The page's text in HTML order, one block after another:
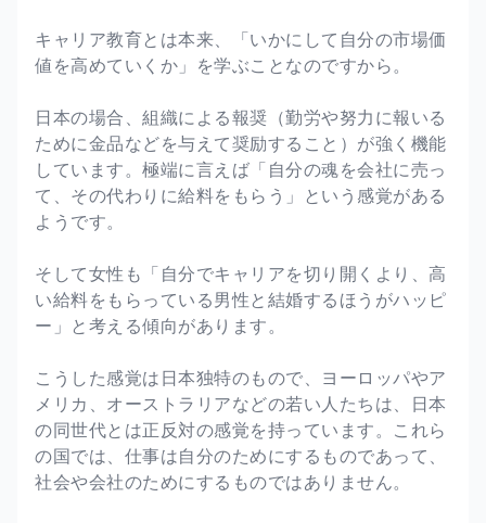
キャリア教育とは本来、「いかにして自分の市場価
値を高めていくか」を学ぶことなのですから。
日本の場合、組織による報奨（勤労や努力に報いる
ために金品などを与えて奨励すること）が強く機能
しています。極端に言えば「自分の魂を会社に売っ
て、その代わりに給料をもらう」という感覚がある
ようです。
そして女性も「自分でキャリアを切り開くより、高
い給料をもらっている男性と結婚するほうがハッピ
ー」と考える傾向があります。
こうした感覚は日本独特のもので、ヨーロッパやア
メリカ、オーストラリアなどの若い人たちは、日本
の同世代とは正反対の感覚を持っています。これら
の国では、仕事は自分のためにするものであって、
社会や会社のためにするものではありません。